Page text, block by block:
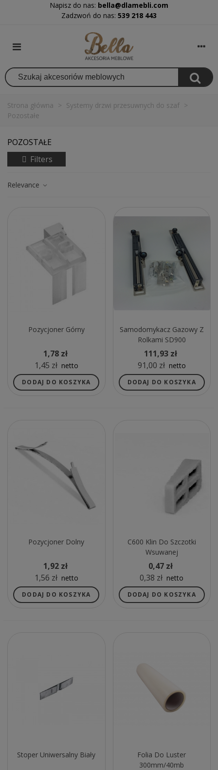
Napisz do nas: bella@dlamebli.com
Zadzwoń do nas: 539 218 443
Strona główna > Systemy drzwi przesuwnych do szaf >
Pozostałe
POZOSTAŁE
Filters
Relevance
Pozycjoner Górny
1,78 zł
1,45 zł netto
DODAJ DO KOSZYKA
Samodomykacz Gazowy Z
Rolkami SD900
111,93 zł
91,00 zł netto
DODAJ DO KOSZYKA
Pozycjoner Dolny
1,92 zł
1,56 zł netto
DODAJ DO KOSZYKA
C600 Klin Do Szczotki
Wsuwanej
0,47 zł
0,38 zł netto
DODAJ DO KOSZYKA
Stoper Uniwersalny Biały
Folia Do Luster
300mm/40mb